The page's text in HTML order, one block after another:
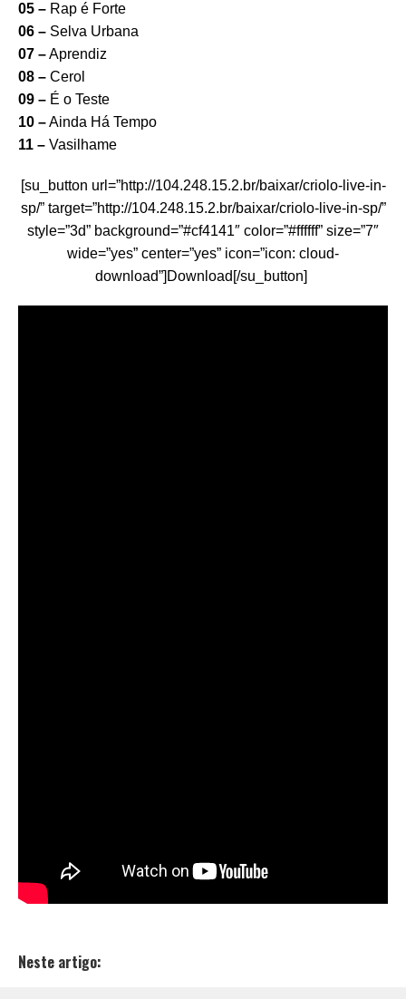
05 – Rap é Forte
06 – Selva Urbana
07 –Aprendiz
08 – Cerol
09 – É o Teste
10 –Ainda Há Tempo
11 – Vasilhame
[su_button url=”http://104.248.15.2.br/baixar/criolo-live-in-
sp/” target=”http://104.248.15.2.br/baixar/criolo-live-in-sp/”
style=”3d” background=”#cf4141″ color=”#ffffff” size=”7″
wide=”yes” center=”yes” icon=”icon: cloud-
download”]Download[/su_button]
Neste artigo: